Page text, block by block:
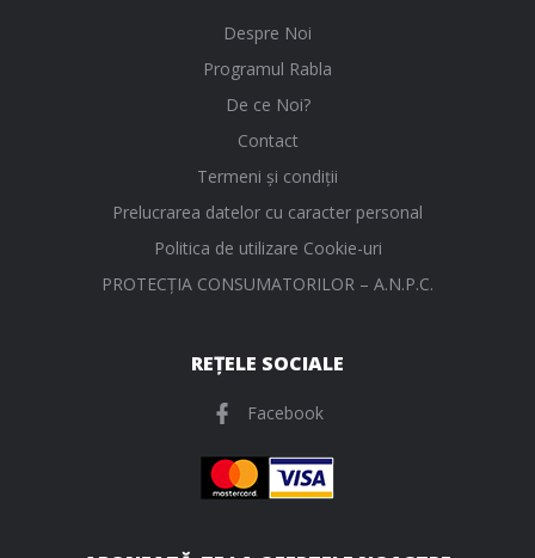
Despre Noi
Programul Rabla
De ce Noi?
Contact
Termeni și condiții
Prelucrarea datelor cu caracter personal
Politica de utilizare Cookie-uri
PROTECŢIA CONSUMATORILOR – A.N.P.C.
REȚELE SOCIALE
Facebook